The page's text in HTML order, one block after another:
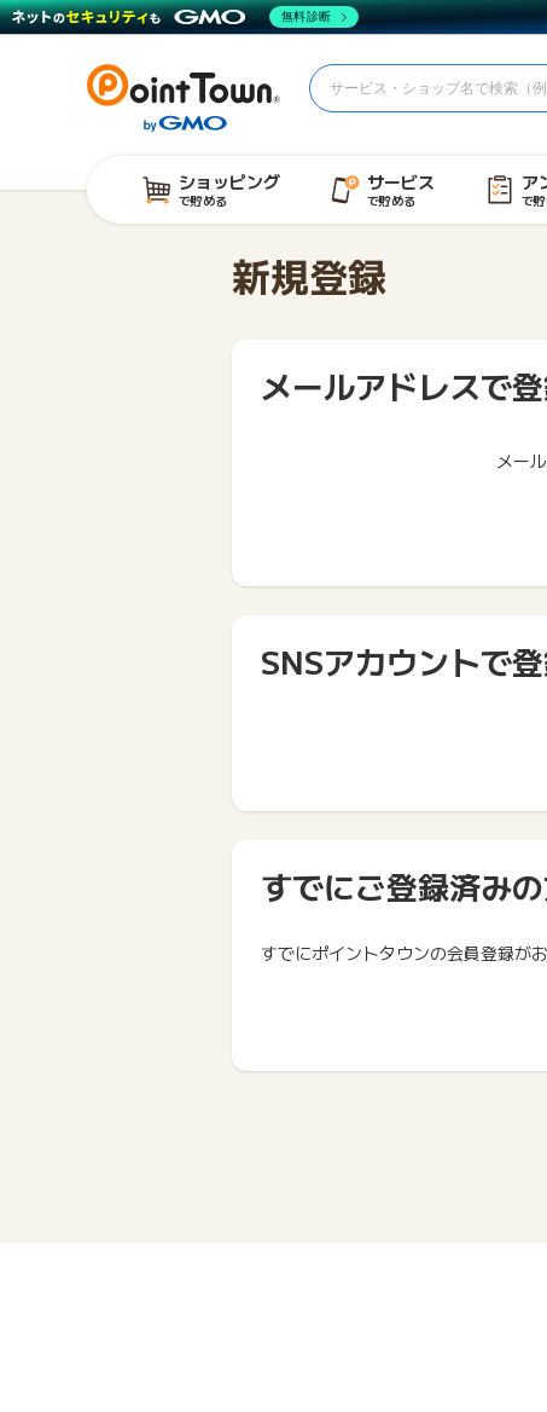
ショッピング
で貯める
サービス
で貯める
ア
で
新規登録
メールアドレスで
メー
SNSアカウントで
すでにご登録済み
すでにポイントタウンの会員登録が
無料診断